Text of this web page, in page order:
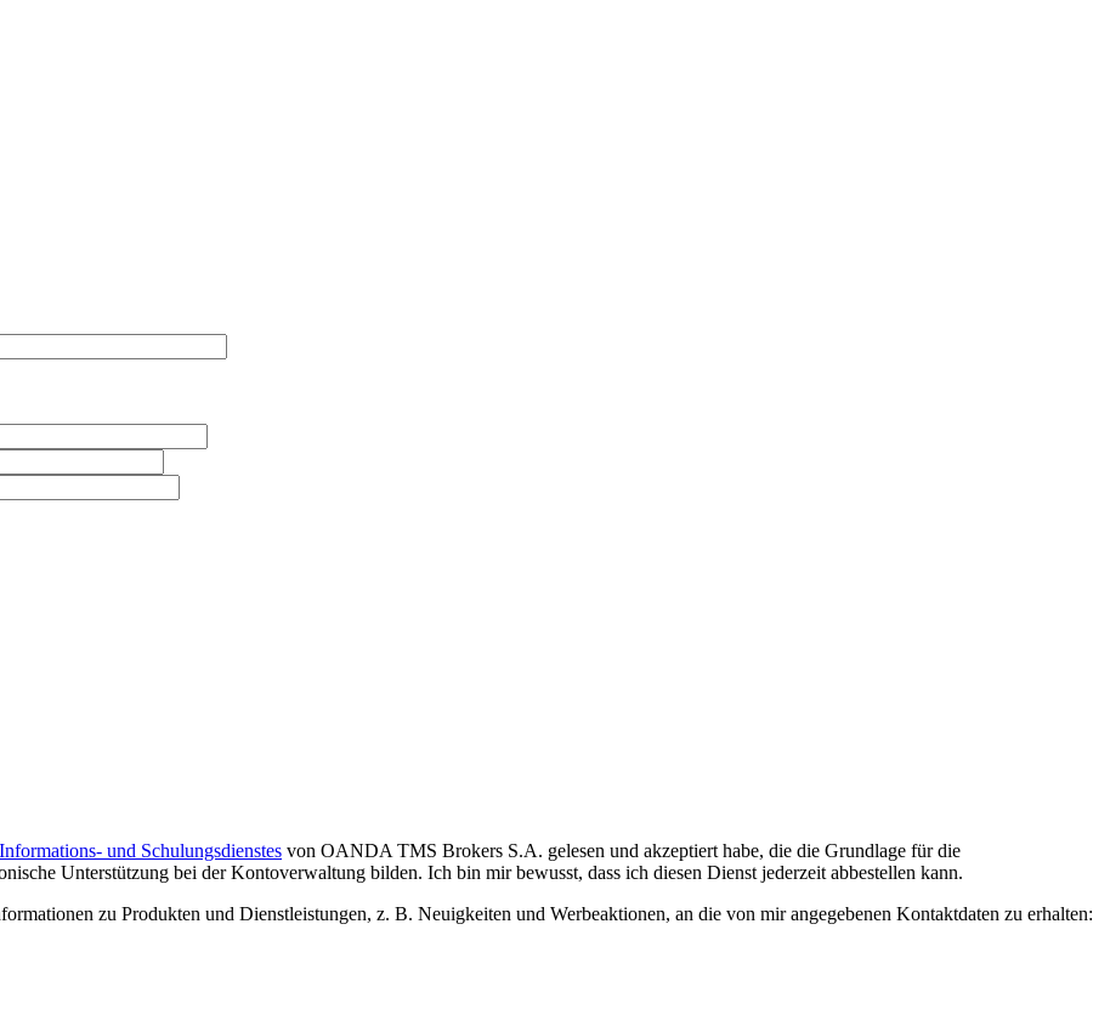
Informations- und Schulungsdienstes von OANDA TMS Brokers S.A. gelesen und akzeptiert habe, die die Grundlage für die
Unterstützung bei der Kontoverwaltung bilden. Ich bin mir bewusst, dass ich diesen Dienst jederzeit abbestellen kann.
zu Produkten und Dienstleistungen, z. B. Neuigkeiten und Werbeaktionen, an die von mir angegebenen Kontaktdaten zu erhalten: